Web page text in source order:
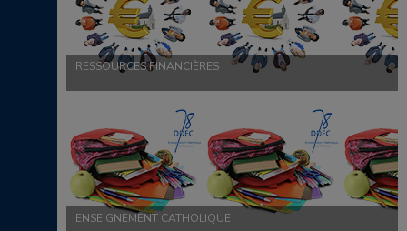
RESSOURCES FINANCIÈRES
ENSEIGNEMENT CATHOLIQUE